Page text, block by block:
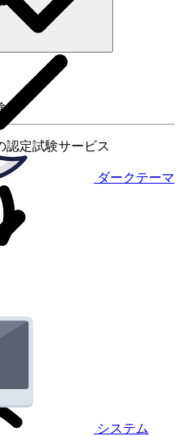
ダークテーマ
システム
認定試験サービス